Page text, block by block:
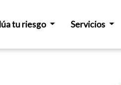
tu riesgo Servicios